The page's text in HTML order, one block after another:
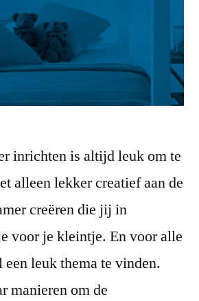
inrichten is altijd leuk om te
alleen lekker creatief aan de
creëren die jij in
voor je kleintje. En voor alle
leuk thema te vinden.
manieren om de